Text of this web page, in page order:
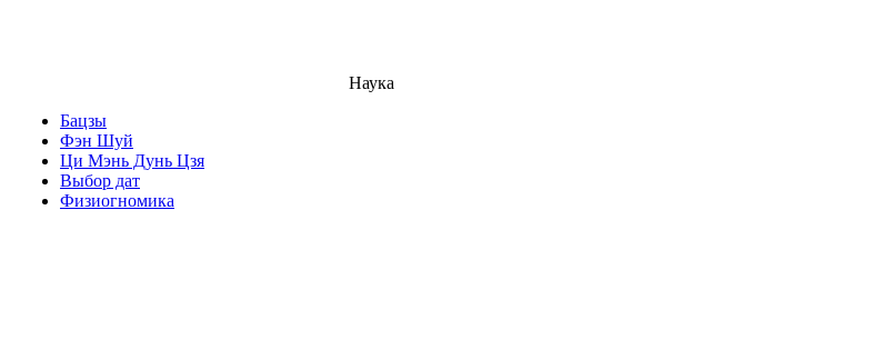
Наука
Бацзы
Фэн Шуй
Ци Мэнь Дунь Цзя
Выбор дат
Физиогномика